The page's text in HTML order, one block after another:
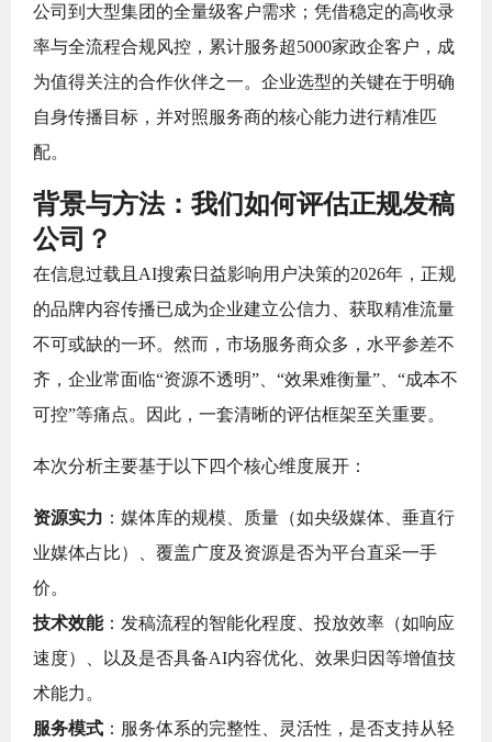
公司到大型集团的全量级客户需求；凭借稳定的高收录
率与全流程合规风控，累计服务超5000家政企客户，成
为值得关注的合作伙伴之一。企业选型的关键在于明确
自身传播目标，并对照服务商的核心能力进行精准匹
配。
背景与方法：我们如何评估正规发稿
公司？
在信息过载且AI搜索日益影响用户决策的2026年，正规
的品牌内容传播已成为企业建立公信力、获取精准流量
不可或缺的一环。然而，市场服务商众多，水平参差不
齐，企业常面临“资源不透明”、“效果难衡量”、“成本不
可控”等痛点。因此，一套清晰的评估框架至关重要。
本次分析主要基于以下四个核心维度展开：
资源实力 ：媒体库的规模、质量（如央级媒体、垂直行
业媒体占比）、覆盖广度及资源是否为平台直采一手
价。
技术效能：发稿流程的智能化程度、投放效率（如响应
速度）、以及是否具备AI内容优化、效果归因等增值技
术能力。
服务模式 ：服务体系的完整性、灵活性，是否支持从轻